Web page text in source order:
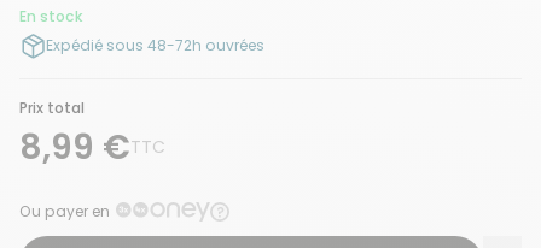
En stock
Expédié sous 48-72h ouvrées
Prix total
8,99 €TTC
Ou payer en